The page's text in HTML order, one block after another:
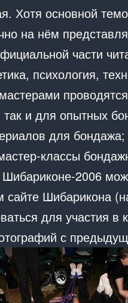
Хотя основной
на нём
части
психология,
и для опытных
для
классы
2006
сайте Шибарикона
для участия в
с